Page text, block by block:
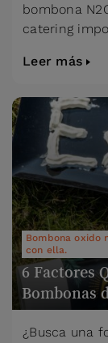
bombona
catering
Leer más
Bombona oxido
con ella.
6 Factores
Bombonas
¿Busca una